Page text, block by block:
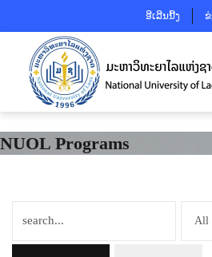
ອີເລີນນີ້ງ
NUOL Programs